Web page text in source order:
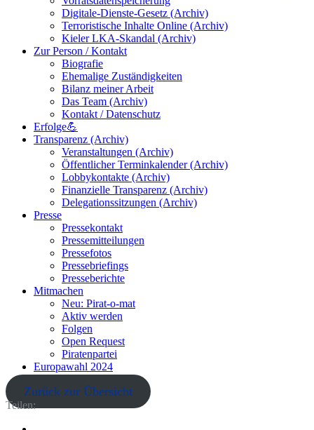
Digitale-Dienste-Gesetz (Archiv)
Terroristische Inhalte Online (Archiv)
Kieler LKA-Skandal (Archiv)
Zur Person / Kontakt
Biografie
Ehemalige Zuständigkeiten
Bilanz meiner Arbeit
Das Team (Archiv)
Kontakt / Datenschutz
Erfolge💪
Transparenz (Archiv)
Veranstaltungen (Archiv)
Öffentlicher Terminkalender (Archiv)
Lobbykontakte (Archiv)
Finanzielle Transparenz (Archiv)
Delegationssitzungen (Archiv)
Presse
Pressekontakt
Pressemitteilungen
Pressefotos
Pressebriefings
Presseberichte
Mitmachen
Neu: Pirat-o-mat
Aktiv werden
Folgen
Open Request
Piratenpartei
Europawahl 2024
Zurück zur Übersicht
Teilen: